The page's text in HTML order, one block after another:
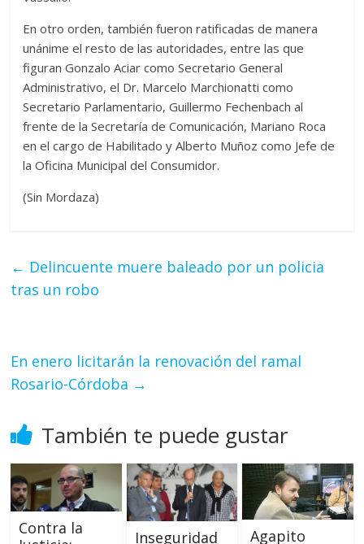
En otro orden, también fueron ratificadas de manera
unánime el resto de las autoridades, entre las que
figuran Gonzalo Aciar como Secretario General
Administrativo, el Dr. Marcelo Marchionatti como
Secretario Parlamentario, Guillermo Fechenbach al
frente de la Secretaría de Comunicación, Mariano Roca
en el cargo de Habilitado y Alberto Muñoz como Jefe de
la Oficina Municipal del Consumidor.
(Sin Mordaza)
← Delincuente muere baleado por un policia
tras un robo
En enero licitarán la renovación del ramal
Rosario-Córdoba →
También te puede gustar
Contra la
Inseguridad
Agapito